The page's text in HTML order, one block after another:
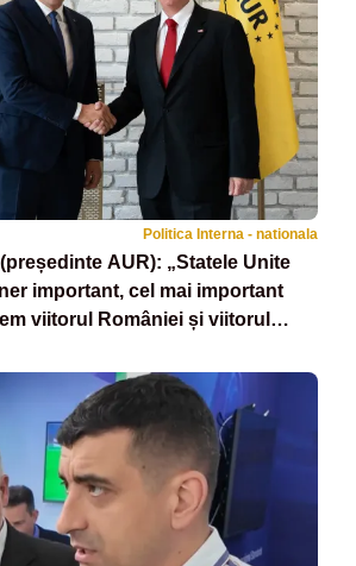
Politica Interna - nationala
AUR): „Statele Unite
important, cel mai important
viitorul României și viitorul